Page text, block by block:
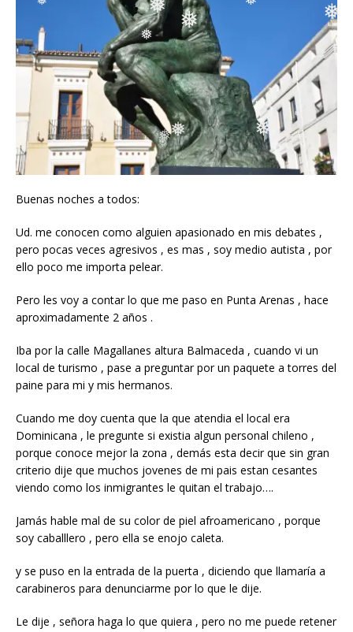
❅ ❅
❅ ❅
❅
❅
❅
Buenas noches a todos:
Ud. me conocen como alguien apasionado en mis debates ,
pero pocas veces agresivos , es mas , soy medio autista , por
ello poco me importa pelear.
Pero les voy a contar lo que me paso en Punta Arenas , hace
aproximadamente 2 años .
Iba por la calle Magallanes altura Balmaceda , cuando vi un
local de turismo , pase a preguntar por un paquete a torres del
paine para mi y mis hermanos.
Cuando me doy cuenta que la que atendia el local era
Dominicana , le pregunte si existia algun personal chileno ,
porque conoce mejor la zona , demás esta decir que sin gran
criterio dije que muchos jovenes de mi pais estan cesantes
viendo como los inmigrantes le quitan el trabajo….
Jamás hable mal de su color de piel afroamericano , porque
soy caballlero , pero ella se enojo caleta.
y se puso en la entrada de la puerta , diciendo que llamaría a
carabineros para denunciarme por lo que le dije.
Le dije , señora haga lo que quiera , pero no me puede retener